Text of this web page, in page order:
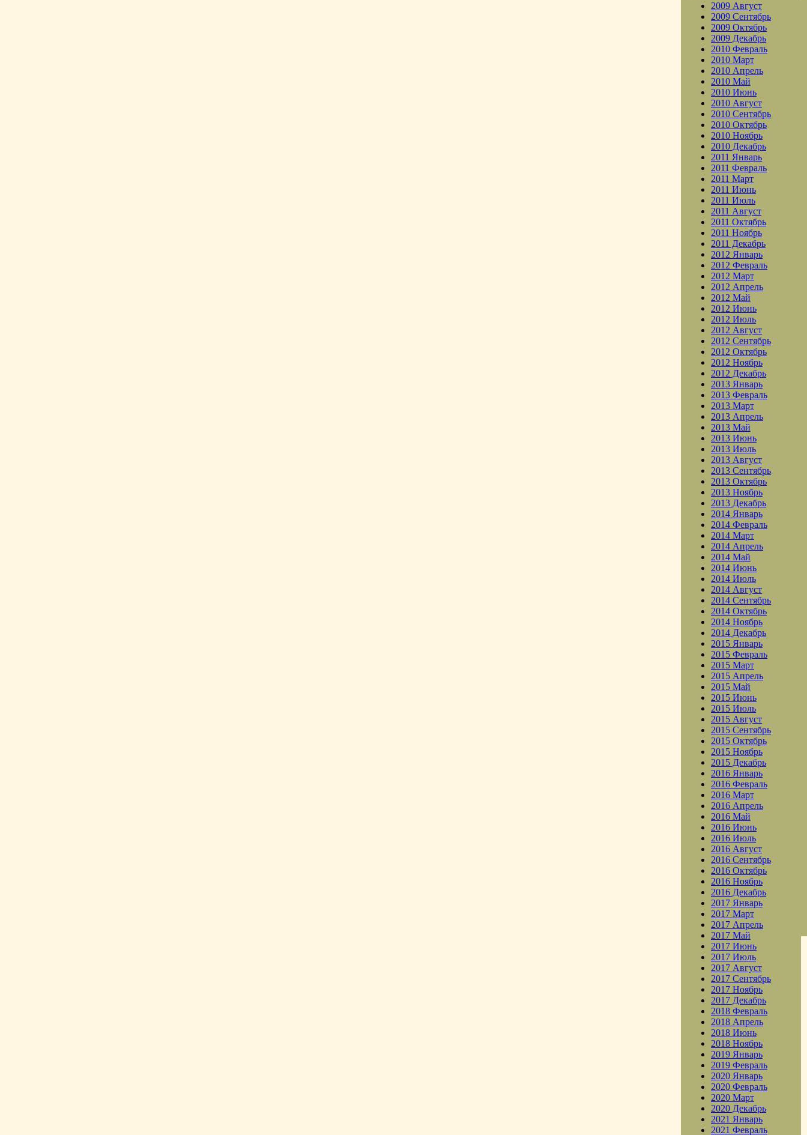
2009 Август
2009 Сентябрь
2009 Октябрь
2009 Декабрь
2010 Февраль
2010 Март
2010 Апрель
2010 Май
2010 Июнь
2010 Август
2010 Сентябрь
2010 Октябрь
2010 Ноябрь
2010 Декабрь
2011 Январь
2011 Февраль
2011 Март
2011 Июнь
2011 Июль
2011 Август
2011 Октябрь
2011 Ноябрь
2011 Декабрь
2012 Январь
2012 Февраль
2012 Март
2012 Апрель
2012 Май
2012 Июнь
2012 Июль
2012 Август
2012 Сентябрь
2012 Октябрь
2012 Ноябрь
2012 Декабрь
2013 Январь
2013 Февраль
2013 Март
2013 Апрель
2013 Май
2013 Июнь
2013 Июль
2013 Август
2013 Сентябрь
2013 Октябрь
2013 Ноябрь
2013 Декабрь
2014 Январь
2014 Февраль
2014 Март
2014 Апрель
2014 Май
2014 Июнь
2014 Июль
2014 Август
2014 Сентябрь
2014 Октябрь
2014 Ноябрь
2014 Декабрь
2015 Январь
2015 Февраль
2015 Март
2015 Апрель
2015 Май
2015 Июнь
2015 Июль
2015 Август
2015 Сентябрь
2015 Октябрь
2015 Ноябрь
2015 Декабрь
2016 Январь
2016 Февраль
2016 Март
2016 Апрель
2016 Май
2016 Июнь
2016 Июль
2016 Август
2016 Сентябрь
2016 Октябрь
2016 Ноябрь
2016 Декабрь
2017 Январь
2017 Март
2017 Апрель
2017 Май
2017 Июнь
2017 Июль
2017 Август
2017 Сентябрь
2017 Ноябрь
2017 Декабрь
2018 Февраль
2018 Апрель
2018 Июнь
2018 Ноябрь
2019 Январь
2019 Февраль
2020 Январь
2020 Февраль
2020 Март
2020 Декабрь
2021 Январь
2021 Февраль